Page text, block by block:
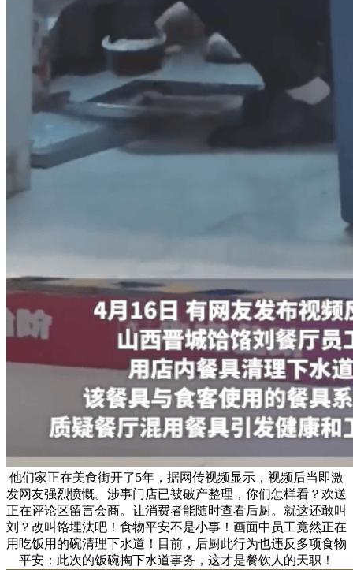
他们家正在美食街开了5年，据网传视频显示，视频后当即激
发网友强烈愤慨。涉事门店已被破产整理，你们怎样看？欢送
正在评论区留言会商。让消费者能随时查看后厨。就这还敢叫
刘？改叫饹埋汰吧！食物平安不是小事！画面中员工竟然正在
用吃饭用的碗清理下水道！目前，后厨此行为也违反多项食物
平安：此次的饭碗掏下水道事务，这才是餐饮人的天职！